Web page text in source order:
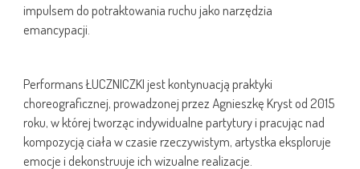
impulsem do potraktowania ruchu jako narzędzia
emancypacji.
Performans ŁUCZNICZKI jest kontynuacją praktyki
choreograficznej, prowadzonej przez Agnieszkę Kryst od 2015
roku, w której tworząc indywidualne partytury i pracując nad
kompozycją ciała w czasie rzeczywistym, artystka eksploruje
emocje i dekonstruuje ich wizualne realizacje.